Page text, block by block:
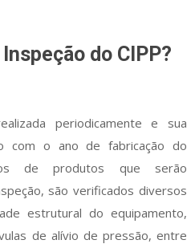
do CIPP?
periodicamente e sua
com o ano de fabricação do
de produtos que serão
são verificados diversos
estrutural do equipamento,
de alívio de pressão, entre